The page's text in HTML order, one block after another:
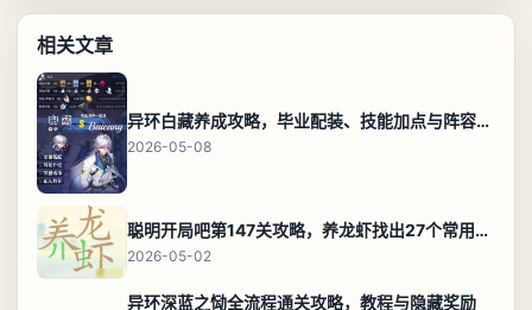
相关文章
异环白藏养成攻略，毕业配装、技能加点与阵容搭配保姆级解析
2026-05-08
聪明开局吧第147关攻略，养龙虾找出27个常用字通关答案
2026-05-02
异环深蓝之恸全流程通关攻略，教程与隐藏奖励